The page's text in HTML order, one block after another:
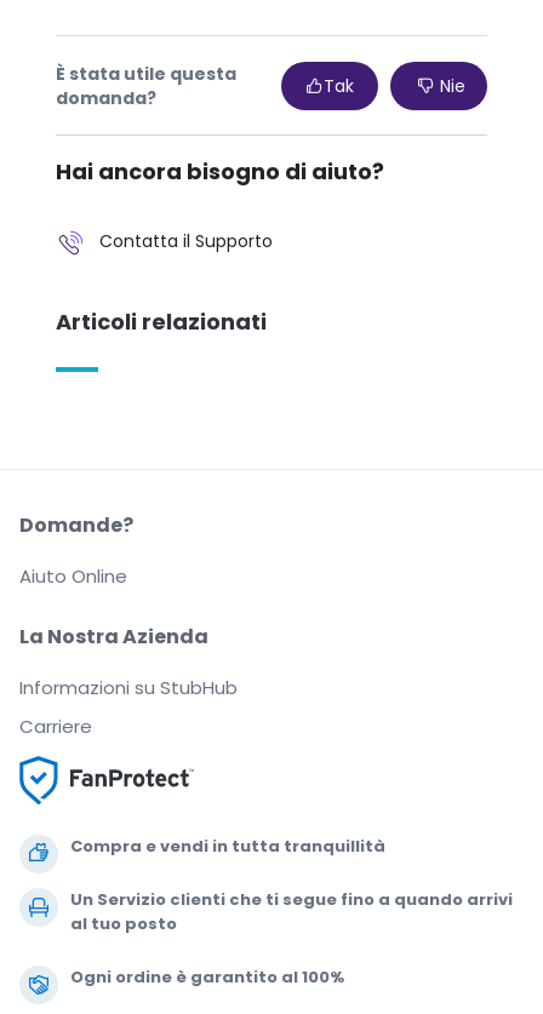
È stata utile questa
domanda?
Tak Nie
Hai ancora bisogno di aiuto?
Contatta il Supporto
Articoli relazionati
Compra e vendi in tutta tranquillità
Un Servizio clienti che ti segue fino a quando arrivi
al tuo posto
Ogni ordine è garantito al 100%
La Nostra Azienda
Informazioni su StubHub
Carriere
Domande?
Aiuto Online